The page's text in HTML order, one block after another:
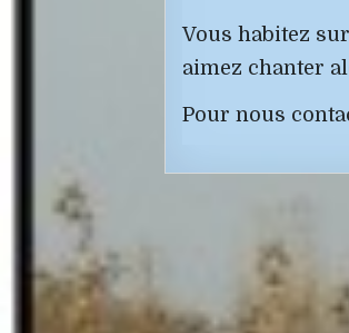
Vous habitez
aimez chanter
Pour nous